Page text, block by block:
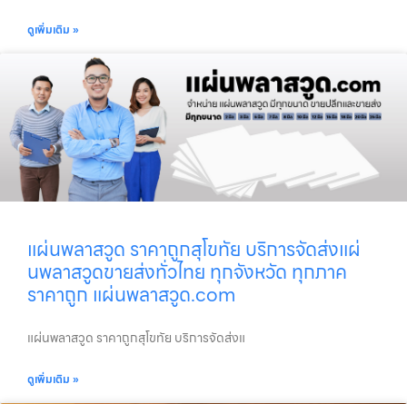
ดูเพิ่มเติม »
แผ่นพลาสวูด ราคาถูกสุโขทัย บริการจัดส่งแผ่
นพลาสวูดขายส่งทั่วไทย ทุกจังหวัด ทุกภาค
ราคาถูก แผ่นพลาสวูด.com
แผ่นพลาสวูด ราคาถูกสุโขทัย บริการจัดส่งแ
ดูเพิ่มเติม »